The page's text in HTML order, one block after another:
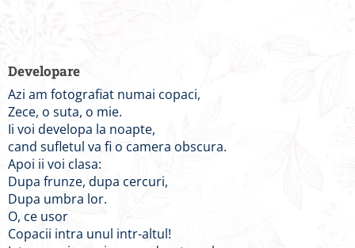
Developare
Azi am fotografiat numai copaci,
Zece, o suta, o mie.
Ii voi developa la noapte,
cand sufletul va fi o camera obscura.
Apoi ii voi clasa:
Dupa frunze, dupa cercuri,
Dupa umbra lor.
O, ce usor
Copacii intra unul intr-altul!